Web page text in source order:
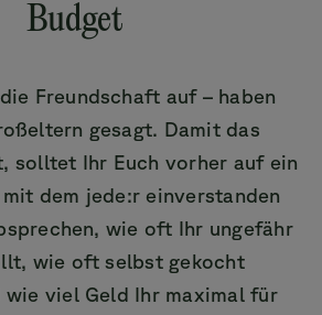
Budget
Freundschaft auf – haben
gesagt. Damit das
solltet Ihr Euch vorher auf ein
dem jede:r einverstanden
wie oft Ihr ungefähr
wie oft selbst gekocht
viel Geld Ihr maximal für